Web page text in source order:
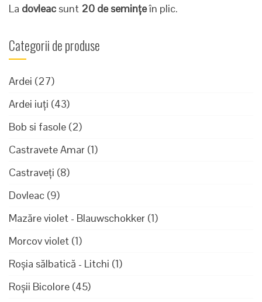
La dovleac sunt 20 de semințeîn plic.
Categorii de produse
Ardei (27)
Ardei iuți (43)
Bob si fasole (2)
Castravete Amar (1)
Castraveți (8)
Dovleac (9)
Mazăre violet - Blauwschokker (1)
Morcov violet (1)
Roșia sălbatică - Litchi (1)
Roșii Bicolore (45)